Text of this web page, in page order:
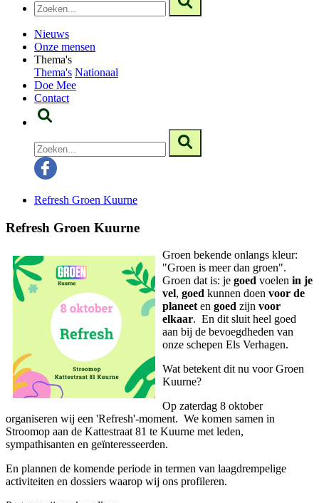
Nieuws
Onze mensen
Thema's
Thema's Nationaal
Doe Mee
Contact
Refresh Groen Kuurne
Refresh Groen Kuurne
Groen bekende onlangs kleur:
"Groen is meer dan groen".
Groen dat is: je goed voelen in je
vel, goed kunnen doen voor de
planeeten goed zijn voor
elkaar. En dit sluit heel goed
aan bij de bevoegdheden van
onze schepen Els Verhagen.
Wat betekent dit nu voor Groen
Kuurne?
Op zaterdag 8 oktober
organiseren wij een 'Refresh'-moment. We komen samen in
Stroomop aan de Kattestraat 81 te Kuurne met leden,
sympathisanten en geïnteresseerden.
En plannen de komende periode in termen van laagdrempelige
activiteiten en dossiers waarop wij ons profileren.